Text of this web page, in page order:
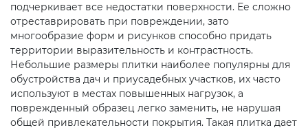
подчеркивает все недостатки поверхности. Ее сложно
отреставрировать при повреждении, зато
многообразие форм и рисунков способно придать
территории выразительность и контрастность.
Небольшие размеры плитки наиболее популярны для
обустройства дач и приусадебных участков, их часто
используют в местах повышенных нагрузок, а
поврежденный образец легко заменить, не нарушая
общей привлекательности покрытия. Такая плитка дает